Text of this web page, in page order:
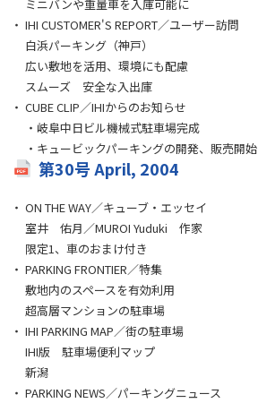
ミニバンや重量車を入庫可能に
IHI CUSTOMER'S REPORT／ユーザー訪問
白浜パーキング（神戸）
広い敷地を活用、環境にも配慮
スムーズ 安全な入出庫
CUBE CLIP／IHIからのお知らせ
・岐阜中日ビル機械式駐車場完成
・キュービックパーキングの開発、販売開始
第30号 April, 2004
ON THE WAY／キューブ・エッセイ
室井 佑月／MUROI Yuduki 作家
限定1、車のおまけ付き
PARKING FRONTIER／特集
敷地内のスペースを有効利用
超高層マンションの駐車場
IHI PARKING MAP／街の駐車場
IHI版 駐車場便利マップ
新潟
PARKING NEWS／パーキングニュース